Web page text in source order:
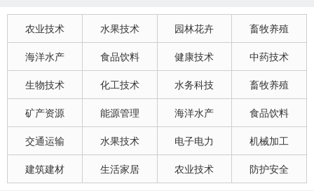
农业技术 水果技术 园林花卉 畜牧养殖
海洋水产 食品饮料 健康技术 中药技术
生物技术 化工技术 水务科技 畜牧养殖
矿产资源 能源管理 海洋水产 食品饮料
交通运输 水果技术 电子电力 机械加工
建筑建材 生活家居 农业技术 防护安全